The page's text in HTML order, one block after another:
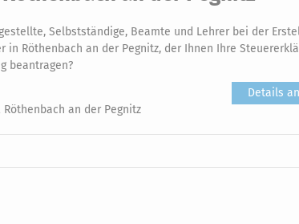
Selbstständige, Beamte und Lehrer bei der
in Röthenbach an der Pegnitz, der Ihnen Ihre
beantragen?
Röthenbach an der Pegnitz
Details